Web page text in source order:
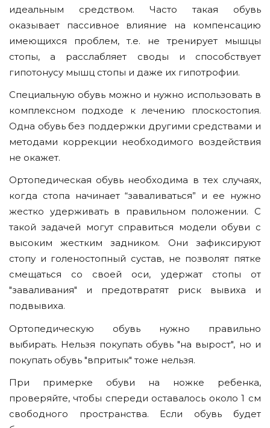
идеальным средством. Часто такая обувь
оказывает пассивное влияние на компенсацию
имеющихся проблем, т.е. не тренирует мышцы
стопы, а расслабляет своды и способствует
гипотонусу мышц стопы и даже их гипотрофии.
Специальную обувь можно и нужно использовать в
комплексном подходе к лечению плоскостопия.
Одна обувь без поддержки другими средствами и
методами коррекции необходимого воздействия
не окажет.
Ортопедическая обувь необходима в тех случаях,
когда стопа начинает “заваливаться” и ее нужно
жестко удерживать в правильном положении. С
такой задачей могут справиться модели обуви с
высоким жестким задником. Они зафиксируют
стопу и голеностопный сустав, не позволят пятке
смещаться со своей оси, удержат стопы от
"заваливания" и предотвратят риск вывиха и
подвывиха.
Ортопедическую обувь нужно правильно
выбирать. Нельзя покупать обувь "на вырост", но и
покупать обувь "впритык" тоже нельзя.
При примерке обуви на ножке ребенка,
проверяйте, чтобы спереди оставалось около 1 см
свободного пространства. Если обувь будет